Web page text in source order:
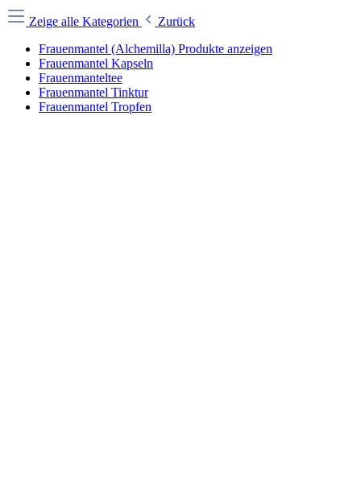
Zeige alle Kategorien
Zurück
Frauenmantel (Alchemilla) Produkte anzeigen
Frauenmantel Kapseln
Frauenmanteltee
Frauenmantel Tinktur
Frauenmantel Tropfen